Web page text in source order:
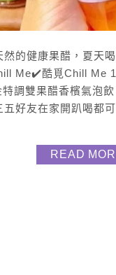
的健康果醋，夏天
Me✔️酷覓Chill Me
調雙果醋香檳氣泡
好友在家開趴喝都
READ